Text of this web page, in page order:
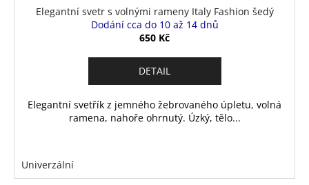
Elegantní svetr s volnými rameny Italy Fashion šedý
Dodání cca do 10 až 14 dnů
650 Kč
DETAIL
Elegantní svetřík z jemného žebrovaného úpletu, volná
ramena, nahoře ohrnutý. Úzký, tělo...
Univerzální